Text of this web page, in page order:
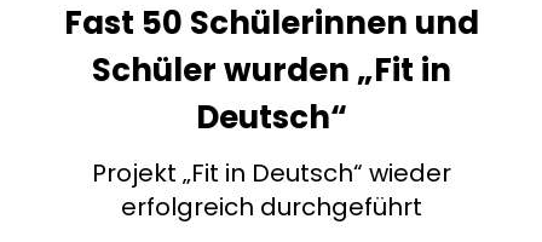
Fast 50 Schülerinnen und
Schüler wurden „Fit in
Deutsch“
Projekt „Fit in Deutsch“ wieder
erfolgreich durchgeführt